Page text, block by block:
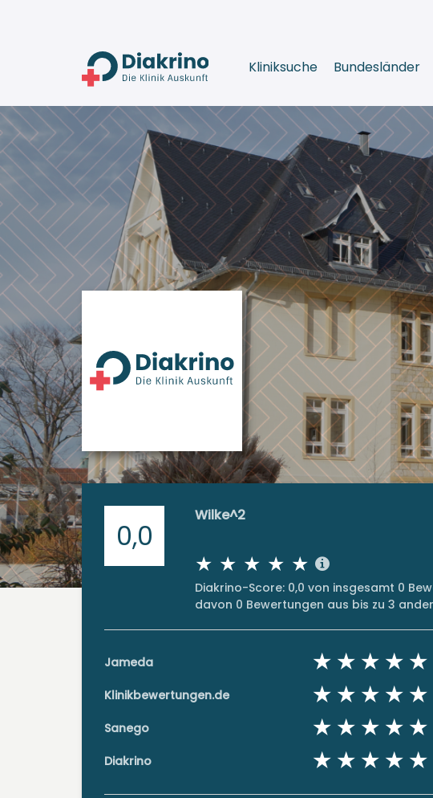
Kliniksuche Bundesländer
0,0
Wilke^2
Diakrino-Score: 0,0 von insgesamt 0
davon 0 Bewertungen aus bis zu 3
Jameda
Klinikbewertungen.de
Sanego
Diakrino